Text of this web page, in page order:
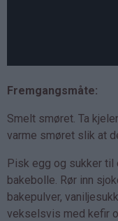
Fremgangsmåte:
Smelt smøret. Ta
varme smøret slik at
Pisk egg og sukker
bakebolle. Rør inn
bakepulver,
vekselsvis med kefir